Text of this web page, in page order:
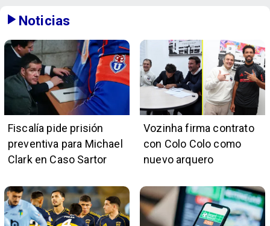
Noticias
Fiscalía pide prisión
preventiva para Michael
Clark en Caso Sartor
Vozinha firma contrato
con Colo Colo como
nuevo arquero